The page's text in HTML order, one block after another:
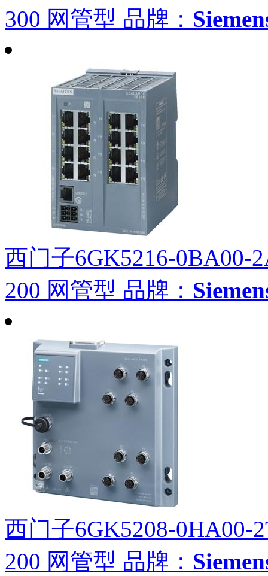
300 网管型 品牌：
西门子6GK5216-0BA00-
200 网管型 品牌：
西门子6GK5208-0HA00-
200 网管型 品牌：